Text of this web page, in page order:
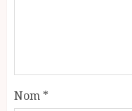
Nom *